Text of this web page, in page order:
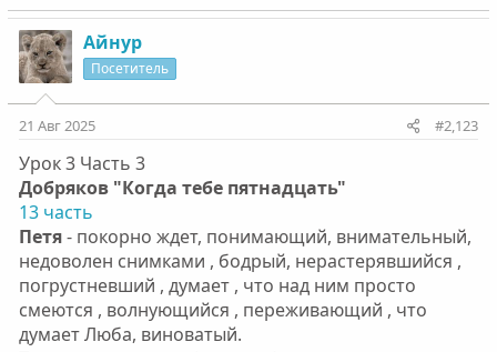
Айнур
Посетитель
21 Авг 2025 #2,123
Урок 3 Часть 3
Добряков "Когда тебе пятнадцать"
13 часть
Петя- покорно ждет, понимающий, внимательный,
недоволен снимками , бодрый, нерастерявшийся ,
погрустневший , думает , что над ним просто
смеются , волнующийся , переживающий , что
думает Люба, виноватый.